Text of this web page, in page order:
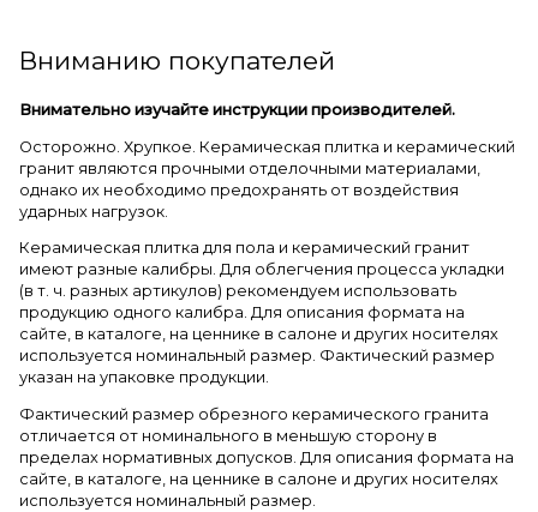
Вниманию покупателей
Внимательно изучайте инструкции производителей.
Осторожно. Хрупкое. Керамическая плитка и керамический
гранит являются прочными отделочными материалами,
однако их необходимо предохранять от воздействия
ударных нагрузок.
Керамическая плитка для пола и керамический гранит
имеют разные калибры. Для облегчения процесса укладки
(в т. ч. разных артикулов) рекомендуем использовать
продукцию одного калибра. Для описания формата на
сайте, в каталоге, на ценнике в салоне и других носителях
используется номинальный размер. Фактический размер
указан на упаковке продукции.
Фактический размер обрезного керамического гранита
отличается от номинального в меньшую сторону в
пределах нормативных допусков. Для описания формата на
сайте, в каталоге, на ценнике в салоне и других носителях
используется номинальный размер.